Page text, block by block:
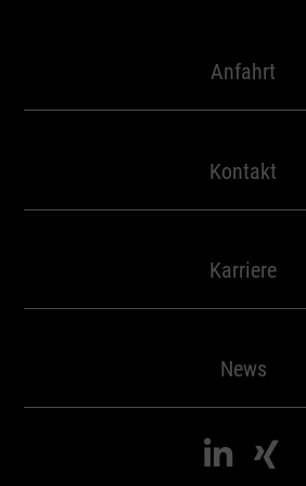
Anfahrt
Kontakt
Karriere
News
 
Endgeräteeigenschaften zur Identifikation aktiv abfragen